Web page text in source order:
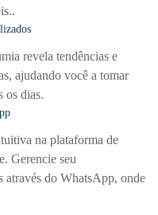
revela tendências e
ajudando você a tomar
os dias.
na plataforma de
Gerencie seu
através do WhatsApp, onde